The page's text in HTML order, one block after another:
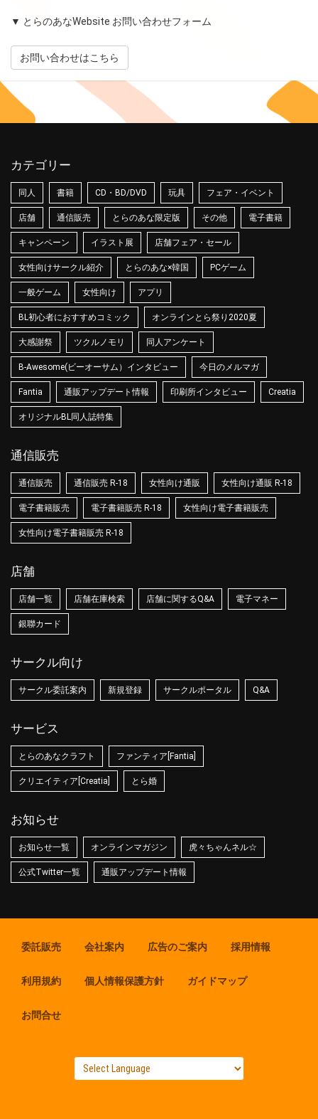
▼ とらのあなWebsite お問い合わせフォーム
お問い合わせはこちら
カテゴリー
同人 書籍 CD・BD/DVD 玩具 フェア・イベント
店舗 通信販売 とらのあな限定版 その他 電子書籍
キャンペーン イラスト展 店舗フェア・セール
女性向けサークル紹介 とらのあな×韓国 PCゲーム
一般ゲーム 女性向け アプリ
BL初心者におすすめコミック オンラインとら祭り2020夏
大感謝祭 ツクルノモリ 同人アンケート
B-Awesome(ビーオーサム）インタビュー 今日のメルマガ
Fantia 通販アップデート情報 印刷所インタビュー Creatia
オリジナルBL同人誌特集
通信販売
通信販売 通信販売 R-18 女性向け通販 女性向け通販 R-18
電子書籍販売 電子書籍販売 R-18 女性向け電子書籍販売
女性向け電子書籍販売 R-18
店舗
店舗一覧 店舗在庫検索 店舗に関するQ&A 電子マネー
銀聯カード
サークル向け
サークル委託案内 新規登録 サークルポータル Q&A
サービス
とらのあなクラフト ファンティア[Fantia]
クリエイティア[Creatia] とら婚
お知らせ
お知らせ一覧 オンラインマガジン 虎々ちゃんネル☆
公式Twitter一覧 通販アップデート情報
委託販売 会社案内 広告のご案内 採用情報
利用規約 個人情報保護方針 ガイドマップ
お問合せ